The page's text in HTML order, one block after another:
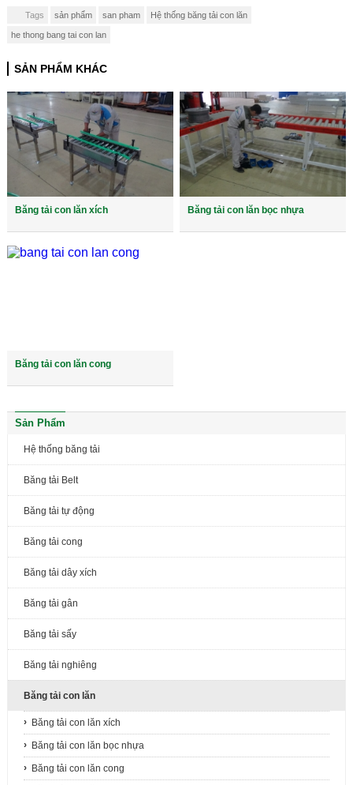
Tags sản phẩm san pham Hệ thống băng tải con lăn
he thong bang tai con lan
SẢN PHẨM KHÁC
Băng tải con lăn xích Băng tải con lăn bọc nhựa
Băng tải con lăn cong
Sản Phẩm
Hệ thống băng tải
Băng tải Belt
Băng tải tự động
Băng tải cong
Băng tải dây xích
Băng tải gân
Băng tải sấy
Băng tải nghiêng
Băng tải con lăn
Băng tải con lăn xích
Băng tải con lăn bọc nhựa
Băng tải con lăn cong